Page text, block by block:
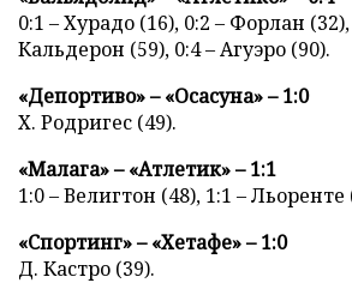
0:1 – Хурадо (16), 0:2 – Форлан
Кальдерон (59), 0:4 – Агуэро (90).
«Депортиво» – «Осасуна» – 1:0
Х. Родригес (49).
«Малага» – «Атлетик» – 1:1
1:0 – Велигтон (48), 1:1 –
«Спортинг» – «Хетафе» – 1:0
Д. Кастро (39).